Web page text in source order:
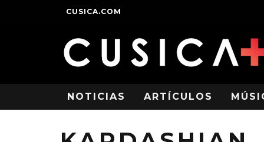
CUSICA.COM
NOTICIAS ARTÍCULOS